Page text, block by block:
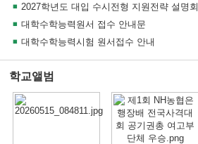
2027학년도 대입 수시전형 지원전략 설명회
대학수학능력원서 접수 안내문
대학수학능력시험 원서접수 안내
학교앨범